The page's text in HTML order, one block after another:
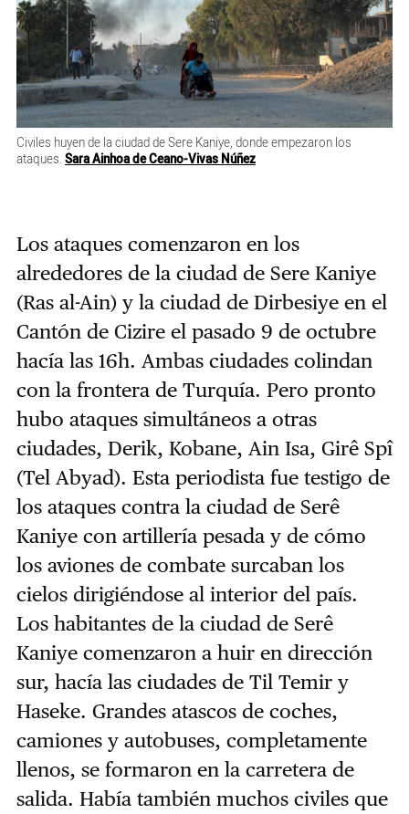
Civiles huyen de la ciudad de Sere Kaniye, donde empezaron los
ataques. Sara Ainhoa de Ceano-Vivas Núñez
Los ataques comenzaron en los
alrededores de la ciudad de Sere Kaniye
(Ras al-Ain) y la ciudad de Dirbesiye en el
Cantón de Cizire el pasado 9 de octubre
hacía las 16h. Ambas ciudades colindan
con la frontera de Turquía. Pero pronto
hubo ataques simultáneos a otras
ciudades, Derik, Kobane, Ain Isa, Girê Spî
(Tel Abyad). Esta periodista fue testigo de
los ataques contra la ciudad de Serê
Kaniye con artillería pesada y de cómo
los aviones de combate surcaban los
cielos dirigiéndose al interior del país.
Los habitantes de la ciudad de Serê
Kaniye comenzaron a huir en dirección
sur, hacía las ciudades de Til Temir y
Haseke. Grandes atascos de coches,
camiones y autobuses, completamente
llenos, se formaron en la carretera de
salida. Había también muchos civiles que